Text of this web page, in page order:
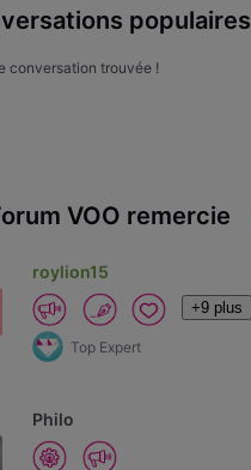
populaires
conversation trouvée !
VOO remercie
roylion15
+9 plus
Top Expert
Philo